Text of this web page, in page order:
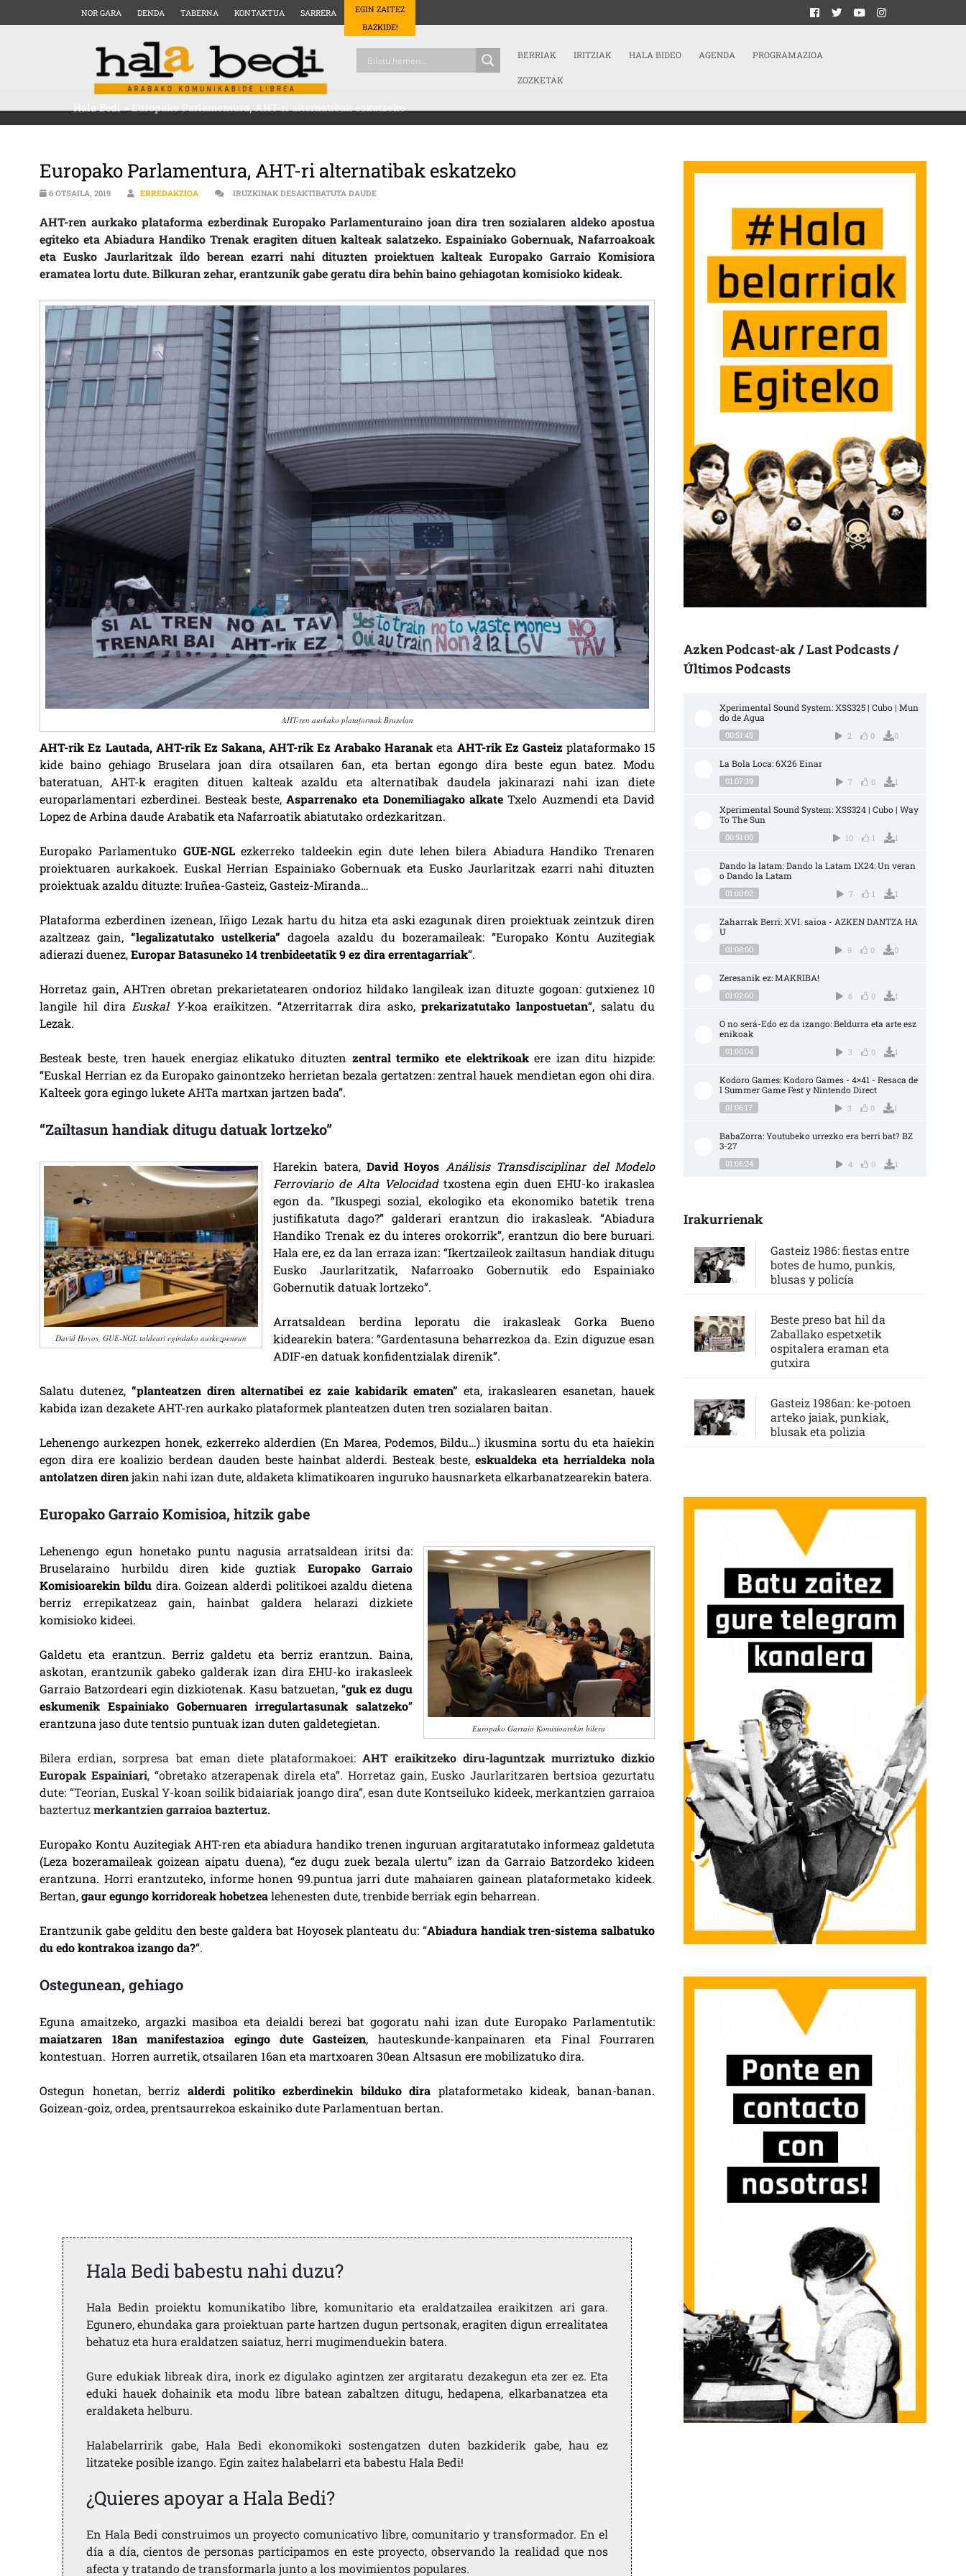
NOR GARA DENDA TABERNA KONTAKTUA SARRERA
EGIN ZAITEZ
BAZKIDE!
BERRIAK IRITZIAK HALA BIDEO AGENDA PROGRAMAZIOA
ZOZKETAK
Hala Bedi>Europako Parlamentura, AHT-ri alternatibak eskatzeko
Europako Parlamentura, AHT-ri alternatibak eskatzeko
6 OTSAILA, 2019 ERREDAKZIOA IRUZKINAK DESAKTIBATUTA DAUDEEUROPAKO PARLAMENTURA, AHT-RI ALTERNATIBAK ESKATZEKO SARRERAN
AHT-ren aurkako plataforma ezberdinak Europako Parlamenturaino joan dira tren sozialaren aldeko apostua
egiteko eta Abiadura Handiko Trenak eragiten dituen kalteak salatzeko. Espainiako Gobernuak, Nafarroakoak
eta Eusko Jaurlaritzak ildo berean ezarri nahi dituzten proiektuen kalteak Europako Garraio Komisiora
eramatea lortu dute. Bilkuran zehar, erantzunik gabe geratu dira behin baino gehiagotan komisioko kideak.
AHT-ren aurkako plataformak Bruselan
AHT-rik Ez Lautada, AHT-rik Ez Sakana, AHT-rik Ez Arabako Haranaketa AHT-rik Ez Gasteiz plataformako 15
kide baino gehiago Bruselara joan dira otsailaren 6an, eta bertan egongo dira beste egun batez. Modu
bateratuan, AHT-k eragiten dituen kalteak azaldu eta alternatibak daudela jakinarazi nahi izan diete
europarlamentari ezberdinei. Besteak beste,Asparrenako eta Donemiliagako alkate Txelo Auzmendi eta David
Lopez de Arbina daude Arabatik eta Nafarroatik abiatutako ordezkaritzan.
Europako Parlamentuko GUE-NGLezkerreko taldeekin egin dute lehen bilera Abiadura Handiko Trenaren
proiektuaren aurkakoek. Euskal Herrian Espainiako Gobernuak eta Eusko Jaurlaritzak ezarri nahi dituzten
proiektuak azaldu dituzte: Iruñea-Gasteiz, Gasteiz-Miranda…
Plataforma ezberdinen izenean, Iñigo Lezak hartu du hitza eta aski ezagunak diren proiektuak zeintzuk diren
azaltzeaz gain,“legalizatutako ustelkeria” dagoela azaldu du bozeramaileak: “Europako Kontu Auzitegiak
adierazi duenez,Europar Batasuneko 14 trenbideetatik 9 ez dira errentagarriak“.
Horretaz gain, AHTren obretan prekarietatearen ondorioz hildako langileak izan dituzte gogoan: gutxienez 10
langile hil dira Euskal Y-koa eraikitzen. “Atzerritarrak dira asko,prekarizatutako lanpostuetan“, salatu du
Lezak.
Besteak beste, tren hauek energiaz elikatuko dituzten zentral termiko ete elektrikoakere izan ditu hizpide:
“Euskal Herrian ez da Europako gainontzeko herrietan bezala gertatzen: zentral hauek mendietan egon ohi dira.
Kalteek gora egingo lukete AHTa martxan jartzen bada”.
“Zailtasun handiak ditugu datuak lortzeko”
David Hoyos, GUE-NGL taldeari egindako aurkezpenean
Harekin batera,David Hoyos Análisis Transdisciplinar del Modelo
Ferroviario de Alta Velocidad txostena egin duen EHU-ko irakaslea
egon da. “Ikuspegi sozial, ekologiko eta ekonomiko batetik trena
justifikatuta dago?” galderari erantzun dio irakasleak. “Abiadura
Handiko Trenak ez du interes orokorrik”, erantzun dio bere buruari.
Hala ere, ez da lan erraza izan: “Ikertzaileok zailtasun handiak ditugu
Eusko Jaurlaritzatik, Nafarroako Gobernutik edo Espainiako
Gobernutik datuak lortzeko”.
Arratsaldean berdina leporatu die irakasleak Gorka Bueno
kidearekin batera: “Gardentasuna beharrezkoa da. Ezin diguzue esan
ADIF-en datuak konfidentzialak direnik”.
Salatu dutenez,“planteatzen diren alternatibei ez zaie kabidarik ematen” eta, irakaslearen esanetan, hauek
kabida izan dezakete AHT-ren aurkako plataformek planteatzen duten tren sozialaren baitan.
Lehenengo aurkezpen honek, ezkerreko alderdien (En Marea, Podemos, Bildu…) ikusmina sortu du eta haiekin
egon dira ere koalizio berdean dauden beste hainbat alderdi. Besteak beste, eskualdeka eta herrialdeka nola
antolatzen direnjakin nahi izan dute, aldaketa klimatikoaren inguruko hausnarketa elkarbanatzearekin batera.
Europako Garraio Komisioa, hitzik gabe
Europako Garraio Komisioarekin bilera
Lehenengo egun honetako puntu nagusia arratsaldean iritsi da:
Bruselaraino hurbildu diren kide guztiak Europako Garraio
Komisioarekin bildu dira. Goizean alderdi politikoei azaldu dietena
berriz errepikatzeaz gain, hainbat galdera helarazi dizkiete
komisioko kideei.
Galdetu eta erantzun. Berriz galdetu eta berriz erantzun. Baina,
askotan, erantzunik gabeko galderak izan dira EHU-ko irakasleek
Garraio Batzordeari egin dizkiotenak. Kasu batzuetan, “guk ez dugu
eskumenik Espainiako Gobernuaren irregulartasunak salatzeko”
erantzuna jaso dute tentsio puntuak izan duten galdetegietan.
Bilera erdian, sorpresa bat eman diete plataformakoei: AHT eraikitzeko diru-laguntzak murriztuko dizkio
Europak Espainiari, “obretako atzerapenak direla eta”. Horretaz gain, Eusko Jaurlaritzaren bertsioa gezurtatu
dute: “Teorian, Euskal Y-koan soilik bidaiariak joango dira”, esan dute Kontseiluko kideek, merkantzien garraioa
baztertuzmerkantzien garraioa baztertuz.
Europako Kontu Auzitegiak AHT-ren eta abiadura handiko trenen inguruan argitaratutako informeaz galdetuta
(Leza bozeramaileak goizean aipatu duena), “ez dugu zuek bezala ulertu” izan da Garraio Batzordeko kideen
erantzuna. Horri erantzuteko, informe honen 99.puntua jarri dute mahaiaren gainean plataformetako kideek.
Bertan,gaur egungo korridoreak hobetzealehenesten dute, trenbide berriak egin beharrean.
Erantzunik gabe gelditu den beste galdera bat Hoyosek planteatu du: “Abiadura handiak tren-sistema salbatuko
du edo kontrakoa izango da?“.
Ostegunean, gehiago
Eguna amaitzeko, argazki masiboa eta deialdi berezi bat gogoratu nahi izan dute Europako Parlamentutik:
maiatzaren 18an manifestazioa egingo dute Gasteizen, hauteskunde-kanpainaren eta Final Fourraren
kontestuan. Horren aurretik, otsailaren 16an eta martxoaren 30ean Altsasun ere mobilizatuko dira.
Ostegun honetan, berrizalderdi politiko ezberdinekin bilduko dira plataformetako kideak, banan-banan.
Goizean-goiz, ordea, prentsaurrekoa eskainiko dute Parlamentuan bertan.
Hala Bedi babestu nahi duzu?
Hala Bedin proiektu komunikatibo libre, komunitario eta eraldatzailea eraikitzen ari gara.
Egunero, ehundaka gara proiektuan parte hartzen dugun pertsonak, eragiten digun errealitatea
behatuz eta hura eraldatzen saiatuz, herri mugimenduekin batera.
Gure edukiak libreak dira, inork ez digulako agintzen zer argitaratu dezakegun eta zer ez. Eta
eduki hauek dohainik eta modu libre batean zabaltzen ditugu, hedapena, elkarbanatzea eta
eraldaketa helburu.
Halabelarririk gabe, Hala Bedi ekonomikoki sostengatzen duten bazkiderik gabe, hau ez
litzateke posible izango. Egin zaitez halabelarri eta babestu Hala Bedi!
¿Quieres apoyar a Hala Bedi?
En Hala Bedi construimos un proyecto comunicativo libre, comunitario y transformador. En el
día a día, cientos de personas participamos en este proyecto, observando la realidad que nos
afecta y tratando de transformarla junto a los movimientos populares.
Azken Podcast-ak / Last Podcasts /
Últimos Podcasts
Xperimental Sound System: XSS325 | Cubo | Mun
do de Agua
00:51:45 2 0 0
La Bola Loca: 6X26 Einar
01:07:39 7 0 1
Xperimental Sound System: XSS324 | Cubo | Way
To The Sun
00:51:00 10 1 1
Dando la latam: Dando la Latam 1X24: Un veran
o Dando la Latam
01:00:02 7 1 1
Zaharrak Berri: XVI. saioa - AZKEN DANTZA HA
U
01:08:00 9 0 0
Zeresanik ez: MAKRIBA!
01:02:00 6 0 1
O no será-Edo ez da izango: Beldurra eta arte esz
enikoak
01:00:04 3 0 1
Kodoro Games: Kodoro Games - 4×41 - Resaca de
l Summer Game Fest y Nintendo Direct
01:06:17 3 0 1
BabaZorra: Youtubeko urrezko era berri bat? BZ
3-27
01:06:24 4 0 1
Irakurrienak
Gasteiz 1986: fiestas entre
botes de humo, punkis,
blusas y policía
Beste preso bat hil da
Zaballako espetxetik
ospitalera eraman eta
gutxira
Gasteiz 1986an: ke-potoen
arteko jaiak, punkiak,
blusak eta polizia